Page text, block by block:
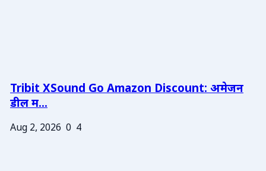
Tribit XSound Go Amazon Discount: अमेजन
डील म...
Aug 2, 2026 0 4